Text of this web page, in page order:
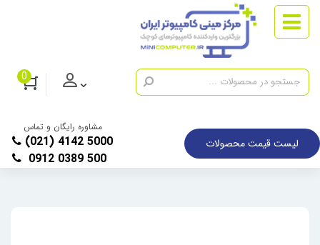
0
لیست قیمت محصولات
مشاوره رایگان و تماس
(021) 4142 5000
0912 0389 500